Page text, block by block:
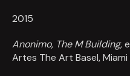
2015
Anonimo, The M Building,
Artes The Art Basel, Miami